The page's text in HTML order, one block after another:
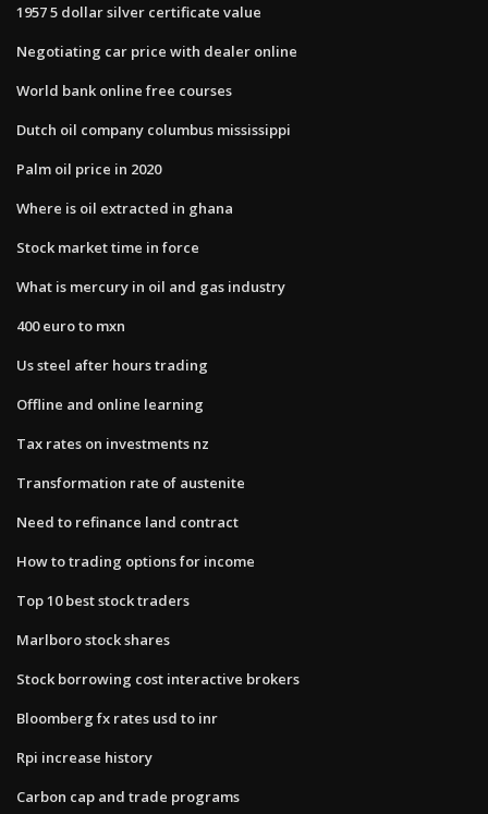
1957 5 dollar silver certificate value
Negotiating car price with dealer online
World bank online free courses
Dutch oil company columbus mississippi
Palm oil price in 2020
Where is oil extracted in ghana
Stock market time in force
What is mercury in oil and gas industry
400 euro to mxn
Us steel after hours trading
Offline and online learning
Tax rates on investments nz
Transformation rate of austenite
Need to refinance land contract
How to trading options for income
Top 10 best stock traders
Marlboro stock shares
Stock borrowing cost interactive brokers
Bloomberg fx rates usd to inr
Rpi increase history
Carbon cap and trade programs